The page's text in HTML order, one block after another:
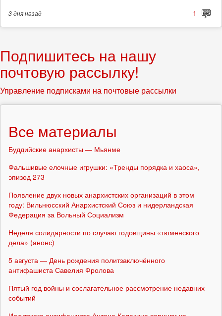
3 дняназад 1
Подпишитесь на нашу
почтовую рассылку!
Управление подписками на почтовые рассылки
Все материалы
Буддийские анархисты — Мьянме
Фальшивые елочные игрушки: «Тренды порядка и хаоса»,
эпизод 273
Появление двух новых анархистских организаций в этом
году: Вильнюсский Анархистский Союз и нидерландская
Федерация за Вольный Социализм
Неделя солидарности по случаю годовщины «тюменского
дела» (анонс)
5 августа — День рождения политзаключённого
антифашиста Савелия Фролова
Пятый год войны и сослагательное рассмотрение недавних
событий